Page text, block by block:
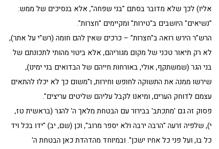
אליו) לכך שלא מדובר בסתם "בני שפחה", אלא בנסיכים של ממש:
"נשיאים" היושבים ב"טירות" ומקיימים "חצרות".
הרש"ר הירש רואה ב"חצרות" – כרכים שאין להם חומה (רש"י על אתר),
לא רק תיאור טכני של מקום מגוריהם, אלא ביטוי מהותי לתכונתם של
בני הגר (שמשתקף, אולי, באורחות חייהם של הבדואים בני ימינו),
שירשו ממנה את התשוקה לחופש וחירות, ו"משום כך לא יכלו להתאים
עצמם לדוחק הערים, ומיאנו לקבל עליהם שליטים עריצים".
פסוק זה גם 'מתכתב' בבירור עם הבטחת מלאך ה' להגר (בראשית טז,
י), שלפיה זרעה "הרבה ירבה ולא יספר מרוב", וכן (שם, יב) "ידו בכל ויד
כל בו, ועל פני כל אחיו ישכן". ובמיוחד מהדהדת כאן הבטחת ה'